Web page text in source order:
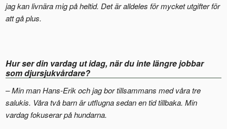
jag kan livnära mig på heltid. Det är alldeles för mycket utgifter för
att gå plus.
Hur ser din vardag ut idag, när du inte längre jobbar
som djursjukvårdare?
– Min man Hans-Erik och jag bor tillsammans med våra tre
salukis. Våra två barn är utflugna sedan en tid tillbaka. Min
vardag fokuserar på hundarna.